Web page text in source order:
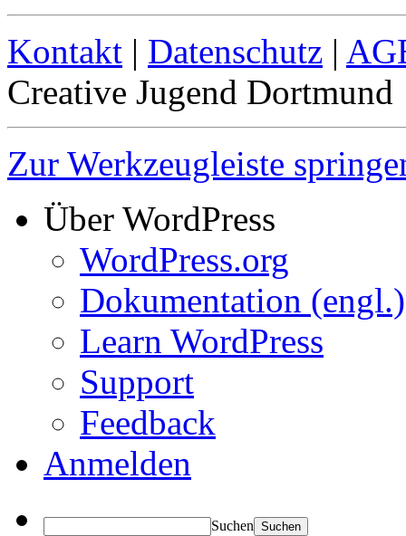
Kontakt | Datenschutz |
Creative Jugend Dortmund
Zur Werkzeugleiste
Über WordPress
WordPress.org
Dokumentation (engl.)
Learn WordPress
Support
Feedback
Anmelden
Suchen